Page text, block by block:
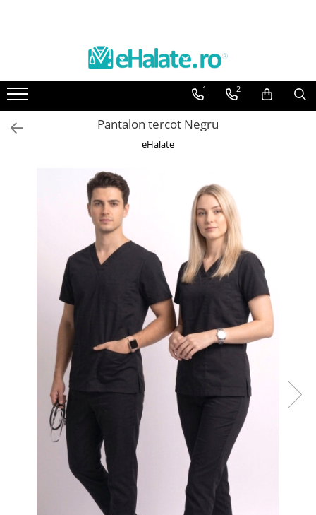
Toate Produsele
Bluze Unisex
Costume Unisex
Bluze unisex cu imprimeuri
Bluze medicale uni
Halate medicale
Halate Bianca
Bluze Maria
Halate medicale femei
Halate medicale barbati
Halate medicale P2 cu fluturas
Halate medicale cu nasturi
Halate medicale cu fermoar
Halate medicale polar - unisex
Halate medicale albe
Fuste, Sarafane
Sarafane Mira
1 2
Pantalon tercot Negru
eHalate